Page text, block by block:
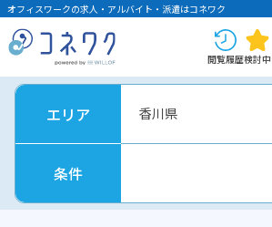
オフィスワークの求人・アルバイト・派遣はコネワク
閲覧履歴検討中
エリア 香川県
条件